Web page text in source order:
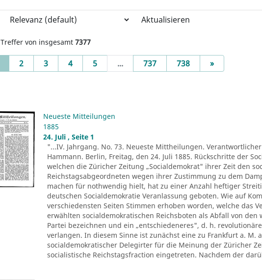
Aktualisieren
Treffer von insgesamt 7377
(current)
2 3 4 5 ... 737 738 »Next
Neueste Mitteilungen
1885
24. Juli , Seite 1
"...IV. Jahrgang. No. 73. Neueste Mittheilungen.
Hammann. Berlin, Freitag, den 24. Juli 1885. Rückschritte der
welchen die Züricher Zeitung „Socialdemokrat" ihrer Zeit den
Reichstagsabgeordneten wegen ihrer Zustimmung zu dem
machen für nothwendig hielt, hat zu einer Anzahl heftiger
deutschen Socialdemokratie Veranlassung geboten. Wie auf
verschiedensten Seiten Stimmen erhoben worden, welche das
erwählten socialdemokratischen Reichsboten als Abfall von den
Partei bezeichnen und ein „entschiedeneres", d. h.
verlangen. In diesem Sinne ist zunächst eine zu Frankfurt a. M.
socialdemokratischer Delegirter für die Meinung der Züricher
socialistische Reichstagsfraction eingetreten. Nachdem der